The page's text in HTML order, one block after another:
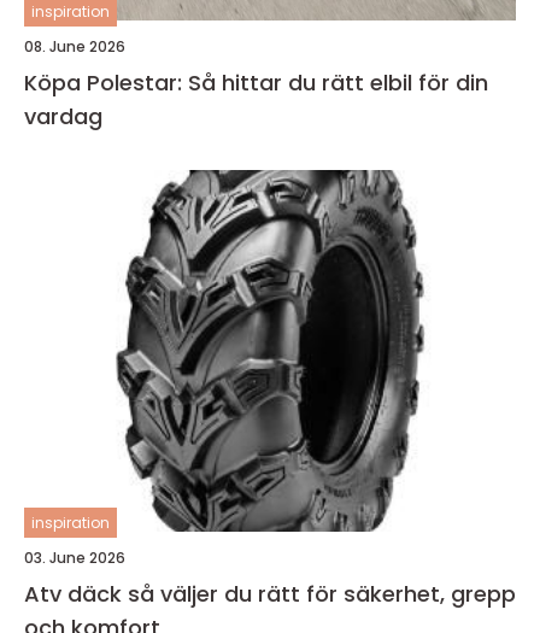
inspiration
08. June 2026
Köpa Polestar: Så hittar du rätt elbil för din
vardag
inspiration
03. June 2026
Atv däck så väljer du rätt för säkerhet, grepp